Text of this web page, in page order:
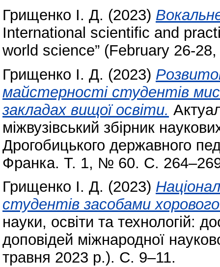
Грищенко І. Д. (2023)
International scientific and
world science” (February 26-
Грищенко І. Д. (2023)
майстерності студентів
закладах вищої освіти.
міжвузівський збірник
Дрогобицького державного
Франка. Т. 1, № 60. С.
Грищенко І. Д. (2023)
студентів засобами
науки, освіти та технологій:
доповідей міжнародної
травня 2023 р.). С. 9–11.